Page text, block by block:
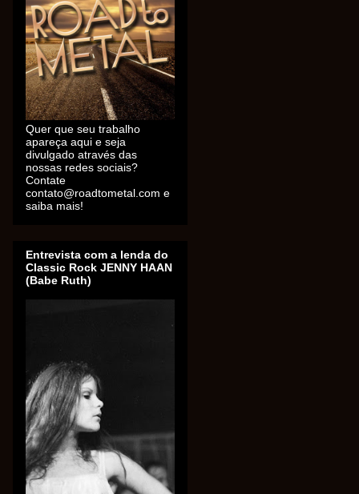
Quer que seu trabalho
apareça aqui e seja
divulgado através das
nossas redes sociais?
Contate
contato@roadtometal.com e
saiba mais!
Entrevista com a lenda do
Classic Rock JENNY HAAN
(Babe Ruth)